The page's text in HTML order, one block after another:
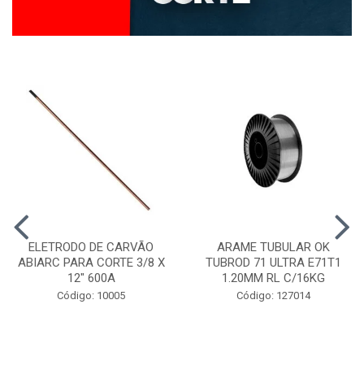
ELETRODO DE CARVÃO
ABIARC PARA CORTE 3/8 X
12" 600A
Código: 10005
ARAME TUBULAR OK
TUBROD 71 ULTRA E71T1
1.20MM RL C/16KG
Código: 127014